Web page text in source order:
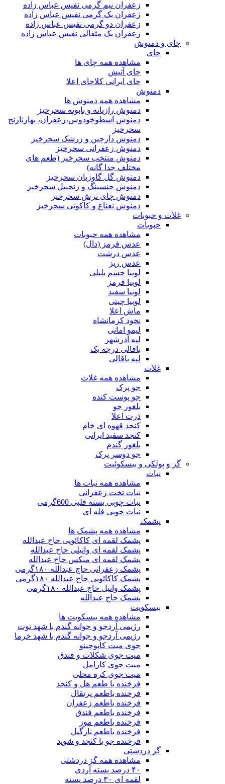
زعفران نیم گرمی نفیس عباس زاده
زعفران یک گرمی نفیس عباس زاده
زعفران دو گرمی نفیس عباس زاده
زعفران یک مثقالی نفیس عباس زاده
چای و دمنوش
چای
مشاهده همه چای ها
چای آتیش
چای ایرانی کلاچای اعلا
دمنوش
مشاهده همه دمنوش ها
دمنوش رازیانه و بابونه سحرخیز
دمنوش اسطوخودوس،زعفران، بهارنارنج
سحرخیز
دمنوش دارچین و زرشک سحرخیز
دمنوش زعفرانی سحرخیز
دمنوش منتخب سحرخیز (طعم های
مختلف جدا گانه)
دمنوش گل گاوزبان سحرخیز
دمنوش جنسینگ و زنجبیل سحرخیز
دمنوش چای ترش سحرخیز
دمنوش نعناع و کاکوتی سحرخیز
غلات و حبوبات
حبوبات
مشاهده همه حبوبات
عدس قرمز (دال)
عدس درشت
عدس ریز
لوبیا چشم بلبلی
لوبیا قرمز
لوبیا سفید
لوبیا چیتی
ماش اعلا
نخود کرمانشاه
لیمو امانی
لپه آذرشهر
باقالی درجه یک
لپه باقالی
غلات
مشاهده همه غلات
جو پرک
جو پوست کنده
بلغور جو
ذرت اعلا
کنجد قهوه ای خام
کنجد سفید ایرانی
بلغور گندم
جو دوسر پرک
گز و پولکی و بیسکوئیت
نبات
مشاهده همه نبات ها
نبات تخت زعفرانی
نبات چوبی بسته قلبی 600گرمی
نبات چوبی فله ای
پشمک
مشاهده همه پشمک ها
پشمک لقمه ای کاکائویی حاج عبدالله
پشمک لقمه ای وانیلی حاج عبدالله
پشمک لقمه ای میکس حاج عبدالله
پشمک زعفرانی حاج عبدالله ۱۸۰گرمی
پشمک کاکائویی حاج عبدالله ۱۸۰گرمی
پشمک وانیل حاج عبدالله ۱۸۰گرمی
پشمک حاج عبدالله
بیسکویت
مشاهده همه بیسکویت ها
رژیمی آردجو و جوانه گندم با شهد توت
رژیمی آردجو و جوانه گندم با شهد خرما
جوی میت کاپوچینو
میت جوی شکلات و فندق
میت جوی کارامل
میت جوی کره محلی
فرخنده با طعم هل و کنجد
فرخنده باطعم پرتقال
فرخنده باطعم زعفران
فرخنده باطعم فندق
فرخنده باطعم موز
فرخنده باطعم نارگیل
فرخنده جو با کنجد و شوید
گز دردشتی
مشاهده همه گز دردشتی
۴۰ درصد پسته آردی
لقمه ای ۳۰ درصد پسته